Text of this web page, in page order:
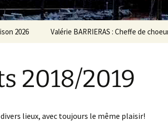
2026
Concert au Village Gaulois
Concert à La Kafetière le
22-06-2025
Valérie BARRIERAS : Cheffe de
2018/2019
lieux, avec toujours le même plaisir!